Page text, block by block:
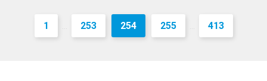
1 ... 253 254 255 ... 413